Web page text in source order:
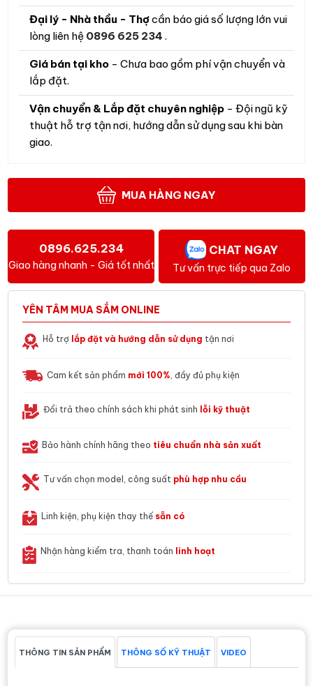
Đại lý - Nhà thầu - Thợcần báo giá số lượng lớn vui
lòng liên hệ 0896 625 234.
Giá bán tại kho - Chưa bao gồm phí vận chuyển và
lắp đặt.
Vận chuyển & Lắp đặt chuyên nghiệp - Đội ngũ kỹ
thuật hỗ trợ tận nơi, hướng dẫn sử dụng sau khi bàn
giao.
MUA HÀNG NGAY
0896.625.234
Giao hàng nhanh - Giá tốt nhất
CHAT NGAY
Tư vấn trực tiếp qua Zalo
YÊN TÂM MUA SẮM ONLINE
Hỗ trợ lắp đặt và hướng dẫn sử dụng tận nơi
Cam kết sản phẩm mới 100% , đầy đủ phụ kiện
Đổi trả theo chính sách khi phát sinh lỗi kỹ thuật
Bảo hành chính hãng theo tiêu chuẩn nhà sản xuất
Tư vấn chọn model, công suất phù hợp nhu cầu
Linh kiện, phụ kiện thay thế sẵn có
Nhận hàng kiểm tra, thanh toán linh hoạt
THÔNG TIN SẢN PHẨM THÔNG SỐ KỸ THUẬT VIDEO